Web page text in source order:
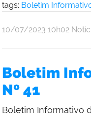
tags: Boletim
publicado
10/07/2023 10h02
Boletim
Nº 41
Boletim Informativo